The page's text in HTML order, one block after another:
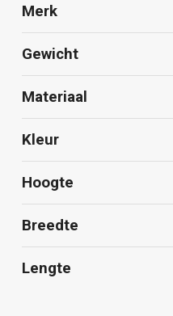
Merk
Gewicht
Materiaal
Kleur
Hoogte
Breedte
Lengte